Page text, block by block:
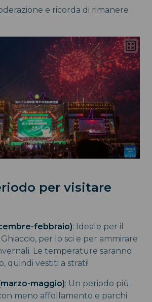
e ricorda di rimanere
per visitare
febbraio): Ideale per il
per lo sci e per ammirare
Le temperature saranno
quindi vestiti a strati!
maggio): Un periodo più
meno affollamento e parchi